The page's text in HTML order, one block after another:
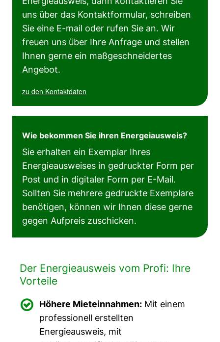
uns über das Kontaktformular, schreiben
Sie eine E-mail oder rufen Sie an. Wir
freuen uns über Ihre Anfrage und stellen
Ihnen gerne ein maßgeschneidertes
Angebot.
zu den Kontaktdaten
Wie bekommen Sie ihren Energeiausweis?
Sie erhalten ein Exemplar Ihres
Energieausweises in gedruckter Form per
Post und in digitaler Form per E-Mail.
Sollten Sie mehrere gedruckte Exemplare
benötigen, können wir Ihnen diese gerne
gegen Aufpreis zuschicken.
Der Energieausweis vom Profi: Ihre
Vorteile
 Höhere Mieteinnahmen: Mit einem
professionell erstellten
Energieausweis, mit